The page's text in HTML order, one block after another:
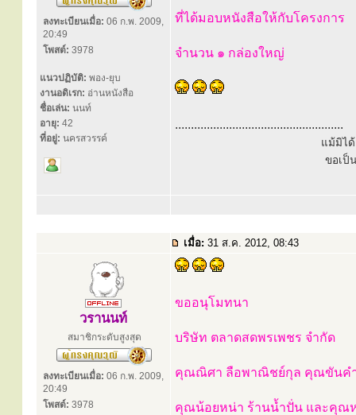
ลงทะเบียนเมื่อ: 06 ก.พ. 2009,
20:49
โพสต์: 3978
แนวปฏิบัติ: พอง-ยุบ
งานอดิเรก: อ่านหนังสือ
ชื่อเล่น: นนท์
อายุ: 42
ที่อยู่: นครสวรรค์
ที่ได้มอบหนังสือให้กับโครงการ
จำนวน ๑ กล่องใหญ่
.....................................................
แม้มิได้
ขอเป็
เมื่อ: 31 ส.ค. 2012, 08:43
วรานนท์
สมาชิกระดับสูงสุด
ลงทะเบียนเมื่อ: 06 ก.พ. 2009,
20:49
โพสต์: 3978
ขออนุโมทนา
บริษัท ตลาดสดพรเพชร จำกัด
คุณณิศา ลือพาณิชย์กุล คุณขันคำ
คุณน้อยหน่า ร้านน้ำปั่น และคุณ